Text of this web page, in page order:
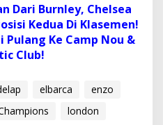
Dari Burnley, Chelsea
Kedua Di Klasemen!
Pulang Ke Camp Nou &
Club!
elbarca
enzo
london